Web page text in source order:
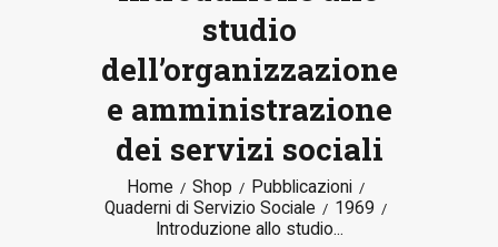
studio
dell’organizzazione
e amministrazione
dei servizi sociali
Home Shop
Pubblicazioni
Quaderni di Servizio Sociale
1969
Introduzione allo studio...
LA FONDAZIONE
ATTIVITÀ E PROGETTI
PUBBLICAZIONI
RISORSE
NEWS
DONA ORA